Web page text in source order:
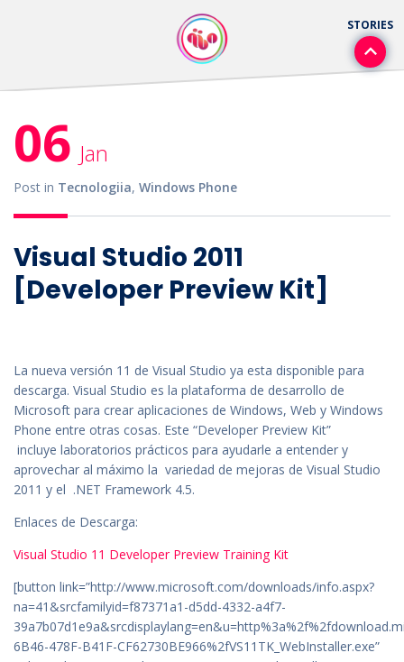
06 Jan
Post in Tecnologiia, Windows Phone
Visual Studio 2011
[Developer Preview Kit]
La nueva versión 11 de Visual Studio ya esta disponible para
descarga. Visual Studio es la plataforma de desarrollo de
Microsoft para crear aplicaciones de Windows, Web y Windows
Phone entre otras cosas. Este “Developer Preview Kit”
incluye laboratorios prácticos para ayudarle a entender y
aprovechar al máximo la variedad de mejoras de Visual Studio
2011 y el .NET Framework 4.5.
Enlaces de Descarga:
Visual Studio 11 Developer Preview Training Kit
[button link=”http://www.microsoft.com/downloads/info.aspx?
na=41&srcfamilyid=f87371a1-d5dd-4332-a4f7-
6B46-478F-B41F-CF62730BE966%2fVS11TK_WebInstaller.exe”